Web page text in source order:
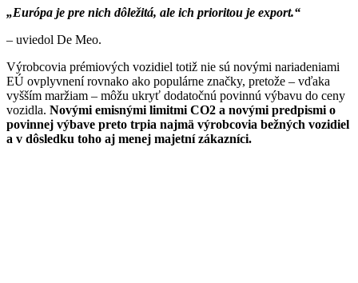
„Európa je pre nich dôležitá, ale ich prioritou je export.“
– uviedol De Meo.
Výrobcovia prémiových vozidiel totiž nie sú novými nariadeniami
EÚ ovplyvnení rovnako ako populárne značky, pretože – vďaka
vyšším maržiam – môžu ukryť dodatočnú povinnú výbavu do ceny
vozidla. Novými emisnými limitmi CO2 a novými predpismi o
povinnej výbave preto trpia najmä výrobcovia bežných vozidiel
a v dôsledku toho aj menej majetní zákazníci.